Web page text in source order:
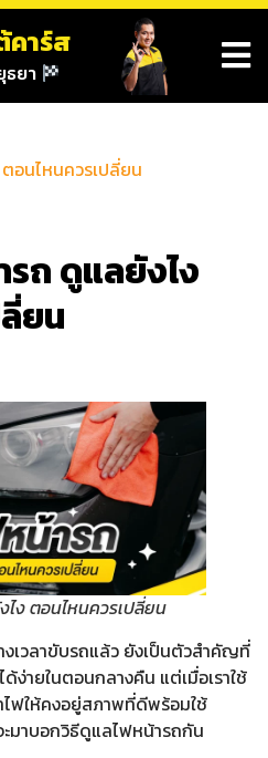
าร์ส
ยา
อนไหนควรเปลี่ยน
ถ ดูแลยังไง
ยน
ง ตอนไหนควรเปลี่ยน
งเวลาขับรถแล้ว ยังเป็นตัวสำคัญที่
ง่ายในตอนกลางคืน แต่เมื่อเราใช้
ฟให้คงอยู่สภาพที่ดีพร้อมใช้
ะมาบอกวิธีดูแลไฟหน้ารถกัน